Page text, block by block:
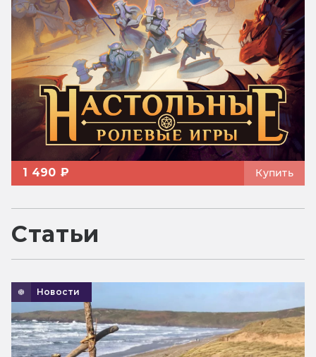
1 490 ₽ Купить
Статьи
Новости